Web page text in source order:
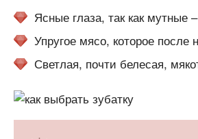
Ясные глаза, так как мутные
Упругое мясо, которое
Светлая, почти белесая,